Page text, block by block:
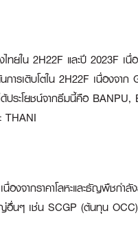
ทยใน 2H22F และปี 2023F
ารเติบโตใน 2H22F เนื่องจ
ประโยชน์จากธีมนี้คือ
THANI
องจากราคาโลหะและธัญพืช
นๆ เช่น SCGP (ต้นทุน